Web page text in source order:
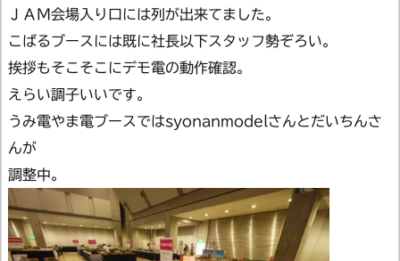
ＪＡＭ会場入り口には列が出来てました。
こばるブースには既に社長以下スタッフ勢ぞろい。
挨拶もそこそこにデモ電の動作確認。
えらい調子いいです。
うみ電やま電ブースではsyonanmodelさんとだいちんさ
んが
調整中。